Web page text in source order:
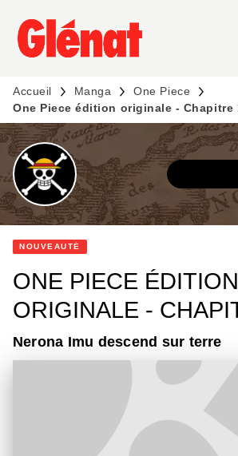
MENU RECHERCHE
PIED DE PAGE
Accueil Manga
One Piece
One Piece édition originale - Chapitre
NOUVEAUTÉ
ONE PIECE ÉDITION
ORIGINALE -
Nerona Imu descend sur terre